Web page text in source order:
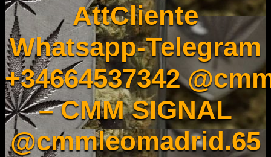
AttCliente
Whatsapp-Telegram
+34664537342
– CMM SIGNAL
@cmmleomadrid.65